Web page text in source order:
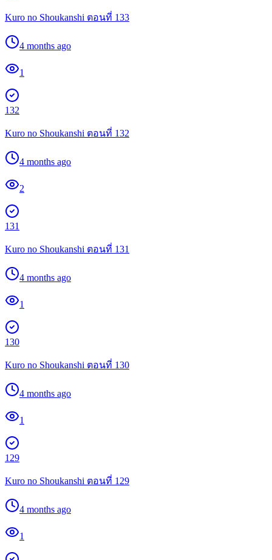
Kuro no Shoukanshi ตอนที่ 133
4 months ago
1
132
Kuro no Shoukanshi ตอนที่ 132
4 months ago
2
131
Kuro no Shoukanshi ตอนที่ 131
4 months ago
1
130
Kuro no Shoukanshi ตอนที่ 130
4 months ago
1
129
Kuro no Shoukanshi ตอนที่ 129
4 months ago
1